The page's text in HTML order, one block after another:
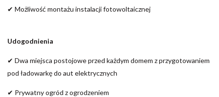
✔ Możliwość montażu instalacji fotowoltaicznej
Udogodnienia
✔ Dwa miejsca postojowe przed każdym domem z przygotowaniem
pod ładowarkę do aut elektrycznych
✔ Prywatny ogród z ogrodzeniem